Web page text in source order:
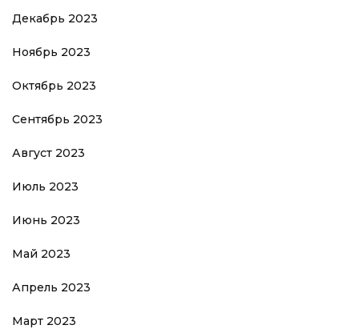
Декабрь 2023
Ноябрь 2023
Октябрь 2023
Сентябрь 2023
Август 2023
Июль 2023
Июнь 2023
Май 2023
Апрель 2023
Март 2023